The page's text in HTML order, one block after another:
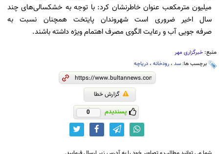
میلیون مترمکعب عنوان خاطرنشان کرد: با توجه به خشکسالی‌های چند
سال اخیر ضروری است شهروندان پایتخت همچنان نسبت به
صرفه جویی آب و رعایت الگوی مصرف اهتمام ویژه داشته باشند.
منبع: خبرگزاری مهر
برچسب ها: سد ، رودخانه ، دریاچه
گزارش خطا
پسندیدم 0